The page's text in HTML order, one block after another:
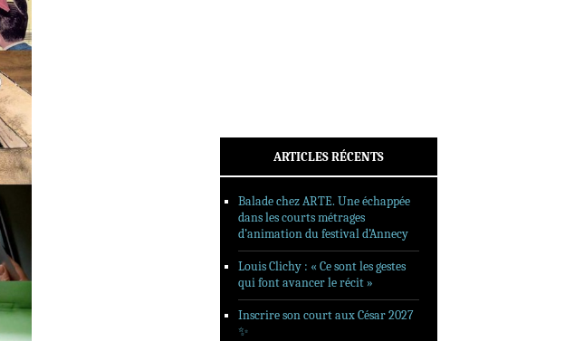
ARTICLES RÉCENTS
Balade chez ARTE. Une échappée
dans les courts métrages
d’animation du festival d’Annecy
Louis Clichy : « Ce sont les gestes
qui font avancer le récit »
Inscrire son court aux César 2027
✨